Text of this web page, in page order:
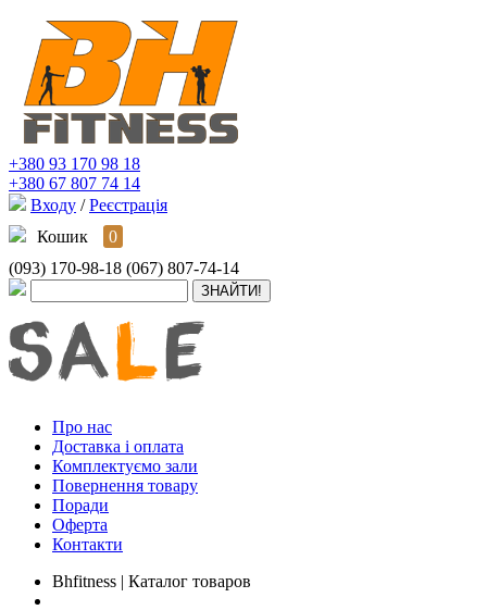
+380 93 170 98 18
+380 67 807 74 14
Входу / Реєстрація
Кошик
0
(093) 170-98-18 (067) 807-74-14
Про нас
Доставка і оплата
Комплектуємо зали
Повернення товару
Поради
Оферта
Контакти
Bhfitness | Каталог товаров